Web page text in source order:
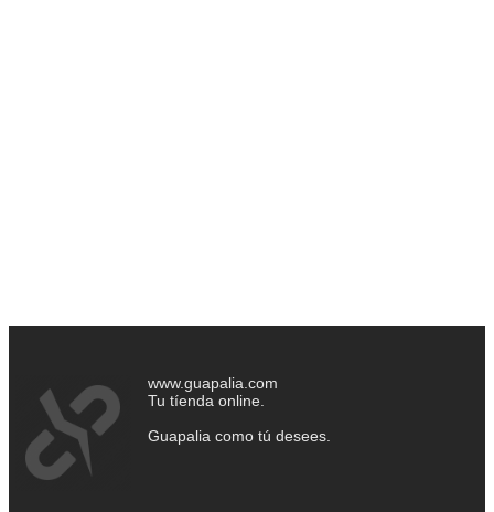
www.guapalia.com
Tu tíenda online.
Guapalia como tú desees.